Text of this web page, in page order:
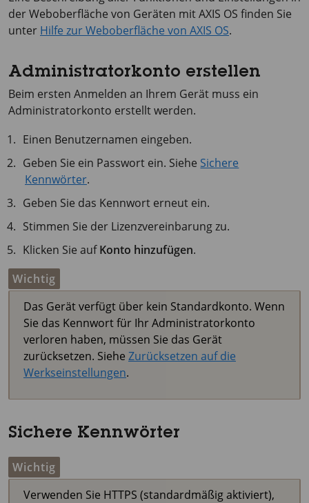
der Weboberfläche von Geräten mitAXIS OS finden Sie
unter Hilfe zur Weboberfläche von AXIS OS.
Administratorkonto erstellen
Beim ersten Anmelden an Ihrem Gerät muss ein
Administratorkonto erstellt werden.
Einen Benutzernamen eingeben.
Geben Sie ein Passwort ein. Siehe Sichere
Kennwörter.
Geben Sie das Kennwort erneut ein.
Stimmen Sie der Lizenzvereinbarung zu.
Klicken Sie aufKonto hinzufügen.
Wichtig
Das Gerät verfügt über kein Standardkonto. Wenn
Sie das Kennwort für Ihr Administratorkonto
verloren haben, müssen Sie das Gerät
zurücksetzen. Siehe Zurücksetzen auf die
Werkseinstellungen.
Sichere Kennwörter
Wichtig
Verwenden Sie HTTPS (standardmäßig aktiviert),